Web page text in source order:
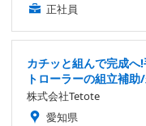
正社員
カチッと組んで完成
トローラーの組立補
株式会社Tetote
愛知県